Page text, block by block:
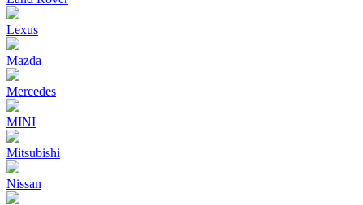
Lexus
Mazda
Mercedes
MINI
Mitsubishi
Nissan